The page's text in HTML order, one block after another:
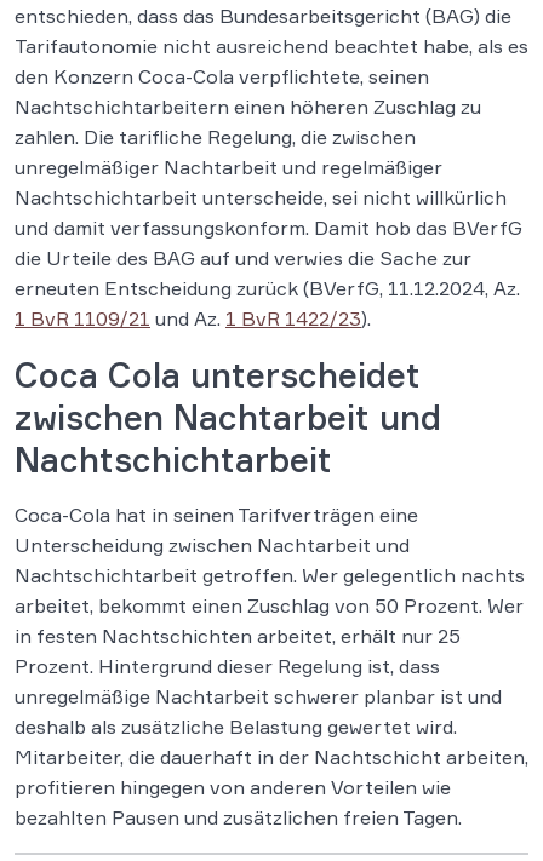
entschieden, dass das Bundesarbeitsgericht (BAG) die
Tarifautonomie nicht ausreichend beachtet habe, als es
den Konzern Coca-Cola verpflichtete, seinen
Nachtschichtarbeitern einen höheren Zuschlag zu
zahlen. Die tarifliche Regelung, die zwischen
unregelmäßiger Nachtarbeit und regelmäßiger
Nachtschichtarbeit unterscheide, sei nicht willkürlich
und damit verfassungskonform. Damit hob das BVerfG
die Urteile des BAG auf und verwies die Sache zur
erneuten Entscheidung zurück (BVerfG, 11.12.2024, Az.
1 BvR 1109/21 und Az. 1 BvR 1422/23).
Coca Cola unterscheidet
zwischen Nachtarbeit und
Nachtschichtarbeit
Coca-Cola hat in seinen Tarifverträgen eine
Unterscheidung zwischen Nachtarbeit und
Nachtschichtarbeit getroffen. Wer gelegentlich nachts
arbeitet, bekommt einen Zuschlag von 50 Prozent. Wer
in festen Nachtschichten arbeitet, erhält nur 25
Prozent. Hintergrund dieser Regelung ist, dass
unregelmäßige Nachtarbeit schwerer planbar ist und
deshalb als zusätzliche Belastung gewertet wird.
Mitarbeiter, die dauerhaft in der Nachtschicht arbeiten,
profitieren hingegen von anderen Vorteilen wie
bezahlten Pausen und zusätzlichen freien Tagen.